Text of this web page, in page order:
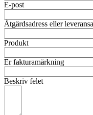
E-post
Åtgärdsadress eller
Produkt
Er fakturamärkning
Beskriv felet